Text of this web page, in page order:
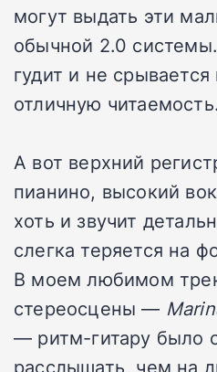
могут выдать эти
обычной 2.0
гудит и не
отличную читаемость.
А вот верхний
пианино, высокий
хоть и звучит
слегка теряется на
В моем любимом
стереосцены —
— ритм-гитару было
расслышать, чем на